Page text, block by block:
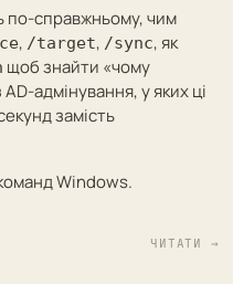
по-справжньому, чим
, /target, /sync, як
щоб знайти «чому
адмінування, у яких ці
замість
Windows.
ЧИТАТИ →